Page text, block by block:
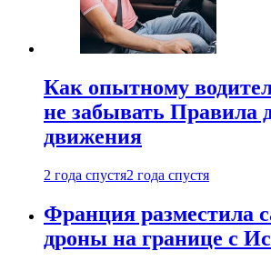
Как опытному
не забывать Правила
движения
2 года спустя2 года спустя
Франция разместила
дроны на границе с